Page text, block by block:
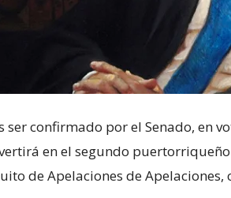
ser confirmado por el Senado, en
en el segundo
de Apelaciones de Apelaciones,